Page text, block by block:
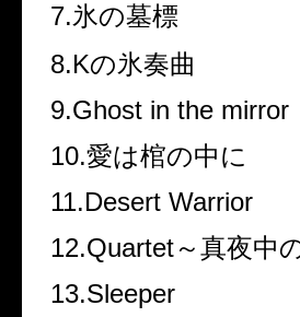
7.氷の墓標
8.Kの氷奏曲
9.Ghost in the mirror
10.愛は棺の中に
11.Desert Warrior
12.Quartet～真夜中
13.Sleeper